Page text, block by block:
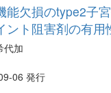
能欠損のtype2子
ント阻害剤の有用
代加
06 発行